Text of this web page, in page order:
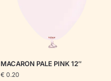
MACARON PALE PINK 12″
€ 0.20